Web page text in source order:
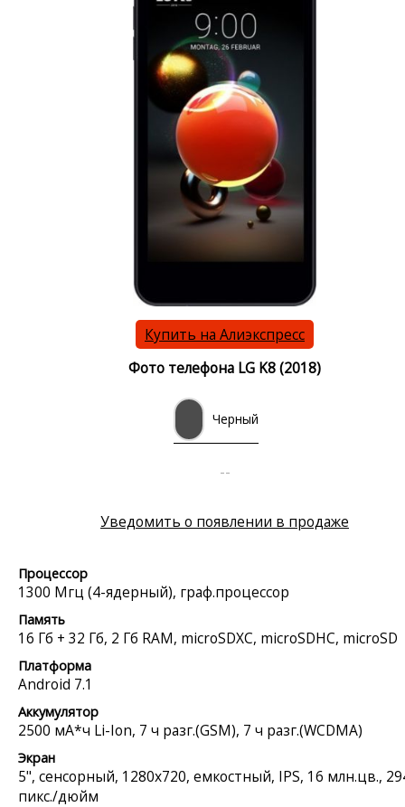
Купить на Алиэкспресс
Фото телефона LG K8 (2018)
Черный
--
Уведомить о появлении в продаже
Процессор
1300 Мгц (4-ядерный), граф.процессор
Память
16 Гб + 32 Гб, 2 Гб RAM, microSDXC, microSDHC, microSD
Платформа
Android 7.1
Аккумулятор
2500 мА*ч Li-Ion, 7 ч разг.(GSM), 7 ч разг.(WCDMA)
Экран
5", сенсорный, 1280x720, емкостный, IPS, 16 млн.цв.,
пикс./дюйм